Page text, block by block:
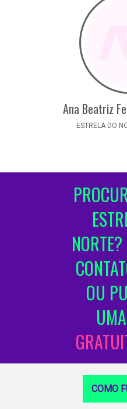
Ana Beatriz
ESTRELA DO
OU
UMA
COMO